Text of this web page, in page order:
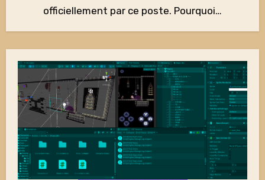
officiellement par ce poste. Pourquoi…